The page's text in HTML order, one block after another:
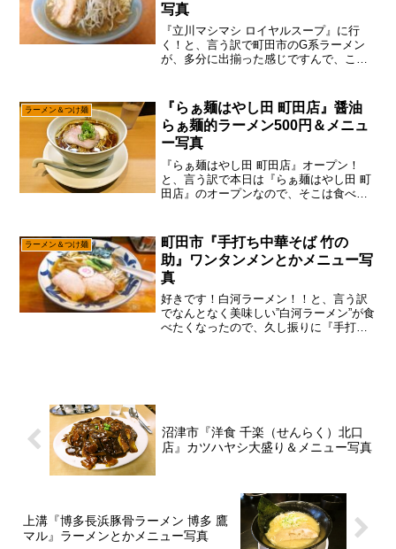
写真
『立川マシマシ ロイヤルスープ』に行
く！と、言う訳で町田市のG系ラーメン
が、多分に出揃った感じですんで、この
や、個人的には今現在の『立川マシマシ
ロイヤルスープ』は、...
ラーメン＆つけ麺
『らぁ麺はやし田 町田店』醤油
らぁ麺的ラーメン500円＆メニュ
ー写真
『らぁ麺はやし田 町田店』オープン！
と、言う訳で本日は『らぁ麺はやし田 町
田店』のオープンなので、そこは食べに
ーメン1杯500円”みたいな事をやっている
ので、あえて言...
ラーメン＆つけ麺
町田市『手打ち中華そば 竹の
助』ワンタンメンとかメニュー写
真
好きです！白河ラーメン！！と、言う訳
でなんとなく美味しい”白河ラーメン”が食
べたくなったので、久し振りに『手打ち
沼津市『洋食 千楽（せんらく）北口
店』カツハヤシ大盛り＆メニュー写真
上溝『博多長浜豚骨ラーメン 博多 鷹
マル』ラーメンとかメニュー写真